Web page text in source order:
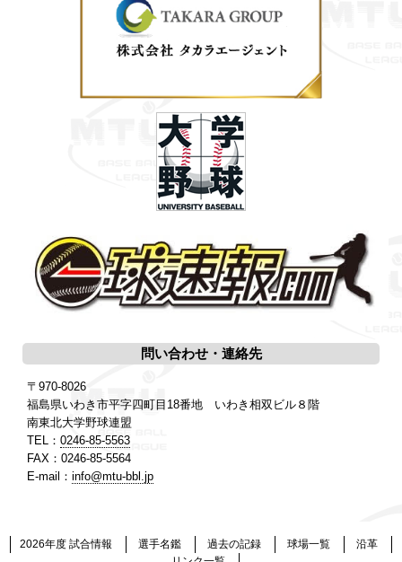
問い合わせ・連絡先
〒970-8026
福島県いわき市平字四町目18番地 いわき相双ビル８階
南東北大学野球連盟
TEL： 0246-85-5563
FAX：0246-85-5564
E-mail： info@mtu-bbl.jp
2026年度 試合情報 選手名鑑 過去の記録 球場一覧
沿革